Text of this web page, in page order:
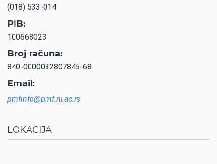
(018) 533-014
PIB:
100668023
Broj računa:
840-0000032807845-68
Email:
pmfinfo@pmf.ni.ac.rs
LOKACIJA